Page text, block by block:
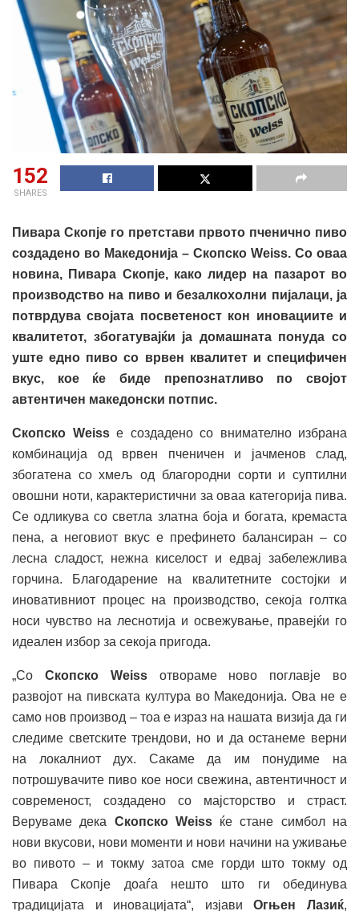
152
SHARES
Пиварa Скопје го претстави првото пченично пиво
создадено во Македонија – Скопско Weiss. Со оваа
новина, Пиварa Скопје, како лидер на пазарот во
производство на пиво и безалкохолни пијалаци, ја
потврдува својата посветеност кон иновациите и
квалитетот, збогатувајќи ја домашната понуда со
уште едно пиво со врвен квалитет и специфичен
вкус, кое ќе биде препознатливо по својот
автентичен македонски потпис.
Скопско Weissе создадено со внимателно избрана
комбинација од врвен пченичен и јачменов слад,
збогатена со хмељ од благородни сорти и суптилни
овошни ноти, карактеристични за оваа категорија пива.
Се одликува со светла златна боја и богата, кремаста
пена, а неговиот вкус е префинето балансиран – со
лесна сладост, нежна киселост и едвај забележлива
горчина. Благодарение на квалитетните состојки и
иновативниот процес на производство, секоја голтка
носи чувство на леснотија и освежување, правејќи го
идеален избор за секоја пригода.
„Со Скопско Weissотвораме ново поглавје во
развојот на пивската култура во Македонија. Ова не е
само нов производ – тоа е израз на нашата визија да ги
следиме светските трендови, но и да останеме верни
на локалниот дух. Сакаме да им понудиме на
потрошувачите пиво кое носи свежина, автентичност и
современост, создадено со мајсторство и страст.
Веруваме дека Скопско Weissќе стане симбол на
нови вкусови, нови моменти и нови начини на уживање
во пивото – и токму затоа сме горди што токму од
Пивара Скопје доаѓа нешто што ги обединува
традицијата и иновацијата“, изјавиОгњен Лазиќ,